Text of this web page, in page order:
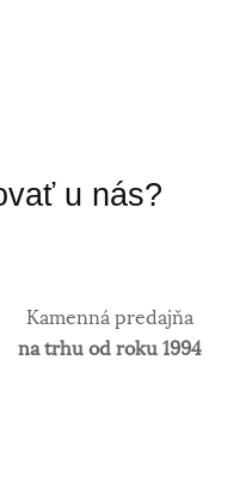
u nás?
Kamenná predajňa
na trhu od roku 1994